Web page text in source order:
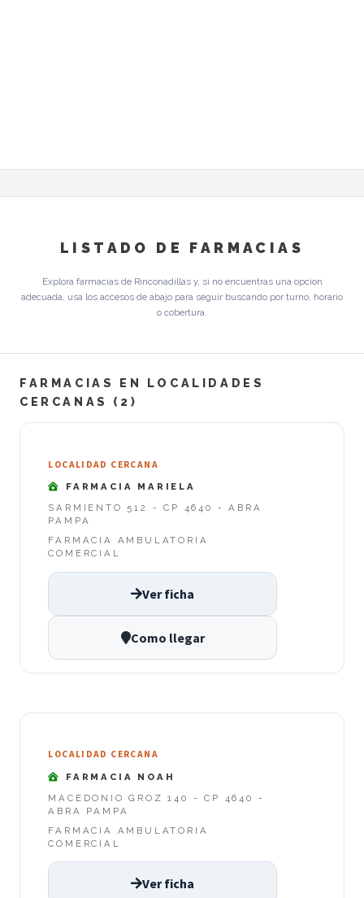
LISTADO DE FARMACIAS
Explora farmacias de Rinconadillas y, si no encuentras una opcion
adecuada, usa los accesos de abajo para seguir buscando por turno, horario
o cobertura.
FARMACIAS EN LOCALIDADES
CERCANAS (2)
LOCALIDAD CERCANA
FARMACIA MARIELA
SARMIENTO 512 - CP 4640 - ABRA
PAMPA
FARMACIA AMBULATORIA
COMERCIAL
Ver ficha
Como llegar
LOCALIDAD CERCANA
FARMACIA NOAH
MACEDONIO GROZ 140 - CP 4640 -
ABRA PAMPA
FARMACIA AMBULATORIA
COMERCIAL
Ver ficha